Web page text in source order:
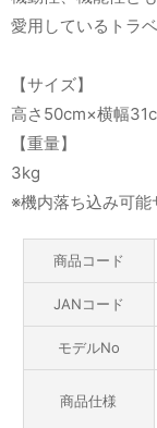
愛用しているトラ
【サイズ】
高さ50cm×横幅
【重量】
3kg
※機内落ち込み可能
商品コード
JANコード
モデルNo
商品仕様